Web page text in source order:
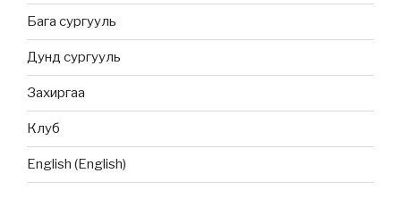
Бага сургууль
Дунд сургууль
Захиргаа
Клуб
English (English)